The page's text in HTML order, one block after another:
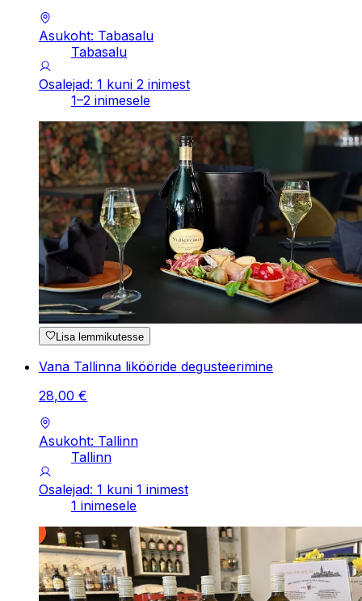
Asukoht: Tabasalu
Tabasalu
Osalejad: 1 kuni 2 inimest
1–2 inimesele
Lisa lemmikutesse
Vana Tallinna likööride degusteerimine
28,00 €
Asukoht: Tallinn
Tallinn
Osalejad: 1 kuni 1 inimest
1 inimesele